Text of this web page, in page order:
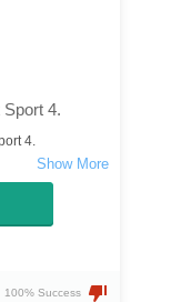
4.
4.
100% Success